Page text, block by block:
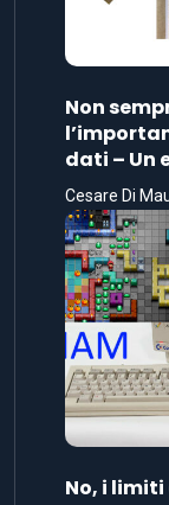
Non
dati – Un
Cesare Di
No, i limiti